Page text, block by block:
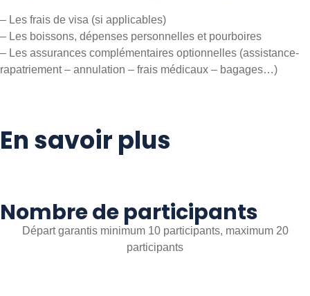
– Les frais de visa (si applicables)
– Les boissons, dépenses personnelles et pourboires
– Les assurances complémentaires optionnelles (assistance-
rapatriement – annulation – frais médicaux – bagages…)
En savoir plus
Nombre de participants
Départ garantis minimum 10 participants, maximum 20
participants